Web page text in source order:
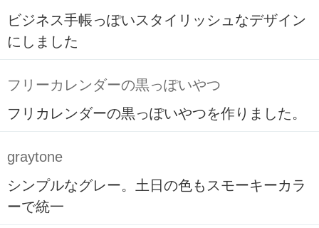
ビジネス手帳っぽいスタイリッシュなデザイン
にしました
フリーカレンダーの黒っぽいやつ
フリカレンダーの黒っぽいやつを作りました。
graytone
シンプルなグレー。土日の色もスモーキーカラ
ーで統一